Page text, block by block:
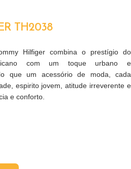
TH2038
Hilfiger combina o prestígio do
com um toque urbano e
que um acessório de moda, cada
espirito jovem, atitude irreverente e
e conforto.